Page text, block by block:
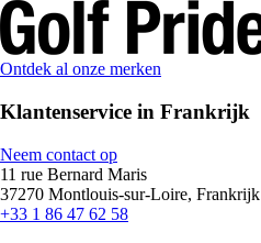
Ontdek al onze merken
Klantenservice in Frankrijk
Neem contact op
11 rue Bernard Maris
37270 Montlouis-sur-Loire, Frankrijk
+33 1 86 47 62 58